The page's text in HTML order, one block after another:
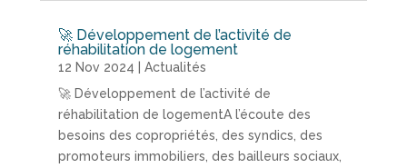
🚀 Développement de l’activité de
réhabilitation de logement
12 Nov 2024 | Actualités
🚀 Développement de l’activité de
réhabilitation de logementA l’écoute des
besoins des copropriétés, des syndics, des
promoteurs immobiliers, des bailleurs sociaux,